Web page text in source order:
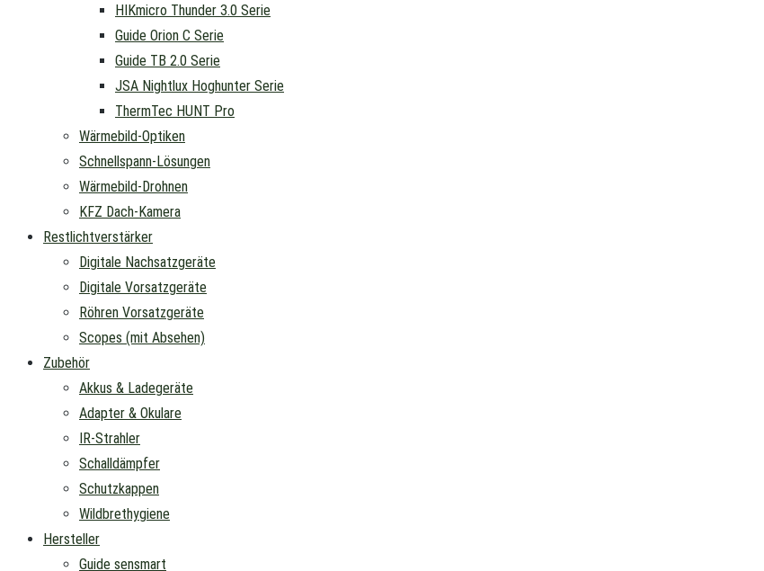
HIKmicro Thunder 3.0 Serie
Guide Orion C Serie
Guide TB 2.0 Serie
JSA Nightlux Hoghunter Serie
ThermTec HUNT Pro
Wärmebild-Optiken
Schnellspann-Lösungen
Wärmebild-Drohnen
KFZ Dach-Kamera
Restlichtverstärker
Digitale Nachsatzgeräte
Digitale Vorsatzgeräte
Röhren Vorsatzgeräte
Scopes (mit Absehen)
Zubehör
Akkus & Ladegeräte
Adapter & Okulare
IR-Strahler
Schalldämpfer
Schutzkappen
Wildbrethygiene
Hersteller
Guide sensmart